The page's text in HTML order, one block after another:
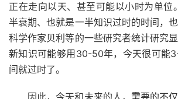
正在走向以天、甚至可能以小时为单位
半衰期、也就是一半知识过时的时间，
科学作家贝利等的一些研究者统计研究
新知识可能够用30-50年，今天很可能
间就过时了。